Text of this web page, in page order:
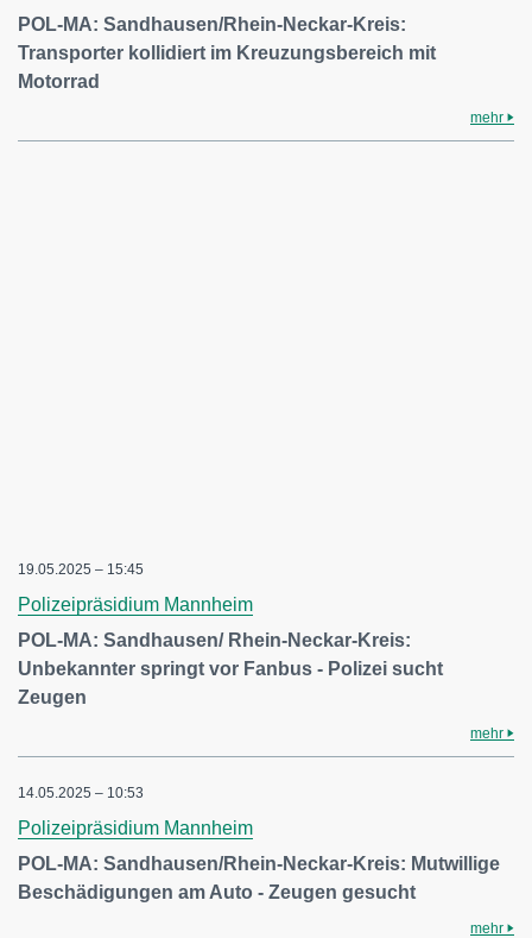
POL-MA: Sandhausen/Rhein-Neckar-Kreis:
Transporter kollidiert im Kreuzungsbereich mit
Motorrad
mehr
19.05.2025 – 15:45
Polizeipräsidium Mannheim
POL-MA: Sandhausen/ Rhein-Neckar-Kreis:
Unbekannter springt vor Fanbus - Polizei sucht
Zeugen
mehr
14.05.2025 – 10:53
Polizeipräsidium Mannheim
POL-MA: Sandhausen/Rhein-Neckar-Kreis: Mutwillige
Beschädigungen am Auto - Zeugen gesucht
mehr